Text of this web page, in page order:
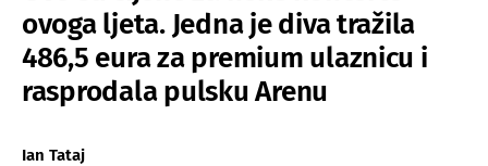
ovoga ljeta. Jedna je diva tražila
486,5 eura za premium ulaznicu i
rasprodala pulsku Arenu
Ian Tataj